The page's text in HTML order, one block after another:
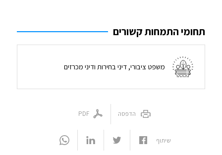
תחומי התמחות קשורים
משפט ציבורי, דיני בחירות ודיני מכרזים
הדפסה PDF
שיתוף